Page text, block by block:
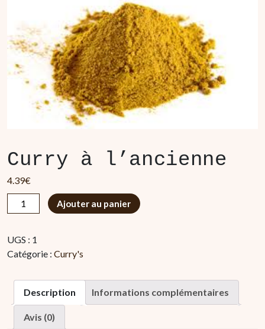
Curry à l’ancienne
4.39€
quantité
de
à
l'ancienne
Ajouter au panier
UGS : 1
Catégorie : Curry's
Description Informations complémentaires
Avis (0)